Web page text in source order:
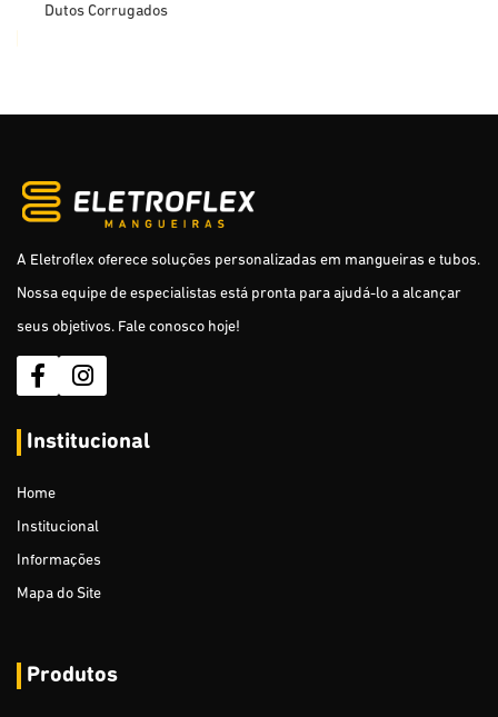
Dutos Corrugados
Eletroduto Roscável PVC Antichama
Puxa Fio - Leve e Reforçado com Alma de Aço
Tubos Isoladores para Cerca Elétrica Rural
Mangueira de Jardim (sólidas)
Mangueira de Jardim (dupla camada e trama de nylon)
Mangueira Multiuso (para Gás)
Mangueira para Ar e Água
Mangueira Cristal
Mangueira de Nível
A Eletroflex oferece soluções personalizadas em mangueiras e tubos.
Nossa equipe de especialistas está pronta para ajudá-lo a alcançar
seus objetivos. Fale conosco hoje!
Institucional
Home
Institucional
Informações
Mapa do Site
Produtos